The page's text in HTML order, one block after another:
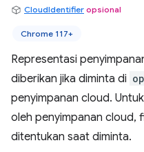
CloudIdentifier opsional
Chrome 117+
Representasi
diberikan jika diminta di
penyimpanan cloud.
oleh penyimpanan cloud,
ditentukan saat diminta.